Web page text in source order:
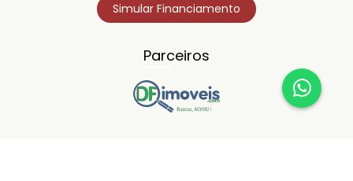
Simular Financiamento
Parceiros